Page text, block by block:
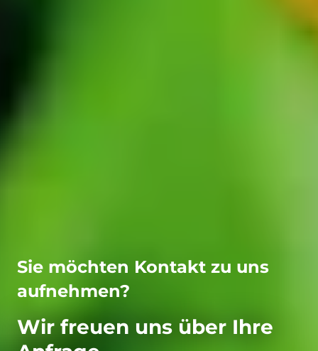
Sie möchten Kontakt zu uns
aufnehmen?
Wir freuen uns über Ihre